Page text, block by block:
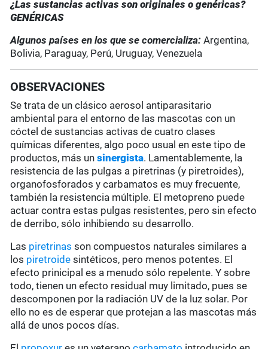
¿Las sustancias activas son originales o genéricas?
GENÉRICAS
Algunos países en los que se comercializa:Argentina,
Bolivia, Paraguay, Perú, Uruguay, Venezuela
OBSERVACIONES
Se trata de un clásico aerosol antiparasitario
ambiental para el entorno de las mascotas con un
cóctel de sustancias activas de cuatro clases
químicas diferentes, algo poco usual en este tipo de
productos, más unsinergista. Lamentablemente, la
resistencia de las pulgas a piretrinas (y piretroides),
organofosforados y carbamatos es muy frecuente,
también la resistencia múltiple. El metopreno puede
actuar contra estas pulgas resistentes, pero sin efecto
de derribo, sólo inhibiendo su desarrollo.
Las piretrinas son compuestos naturales similares a
los piretroide sintéticos, pero menos potentes. El
efecto prinicipal es a menudo sólo repelente. Y sobre
todo, tienen un efecto residual muy limitado, pues se
descomponen por la radiación UV de la luz solar. Por
ello no es de esperar que protejan a las mascotas más
allá de unos pocos días.